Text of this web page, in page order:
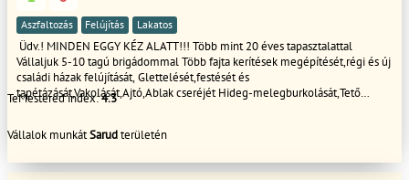
Aszfaltozás Felújítás Lakatos
Üdv.! MINDEN EGGY KÉZ ALATT!!! Több mint 20 éves tapasztalattal
Vállaljuk 5-10 tagú brigádommal Több fajta kerítések megépítését,régi és új
családi házak felújítását, Glettelését,festését és
tapétázását,Vakolását,Ajtó,Ablak cseréjét Hideg-melegburkolását,Tető
burkolását válaljuk rövid határidőn belül dolgozunk GARANCIÁVAL!! Kérem
bizalommal
TeMestered index:4.3
Vállalok munkátSarudterületén